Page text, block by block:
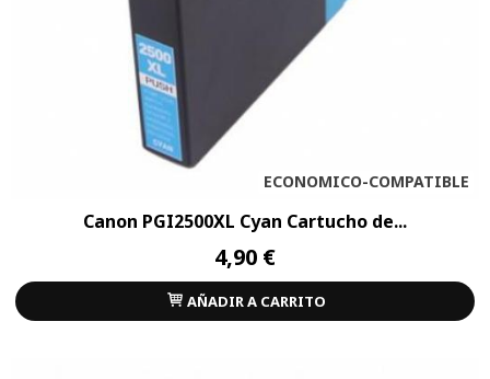
ECONOMICO-COMPATIBLE
Canon PGI2500XL Cyan Cartucho de...
4,90 €
AÑADIR A CARRITO